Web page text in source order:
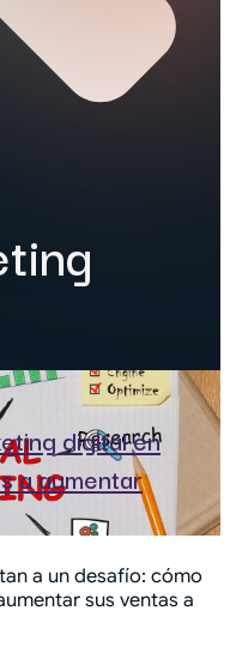
digital en
a aumentar
a un desafío: cómo
sus ventas a